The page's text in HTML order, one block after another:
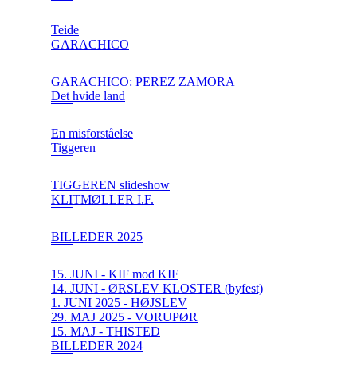
Teide
GARACHICO
GARACHICO: PEREZ ZAMORA
Det hvide land
En misforståelse
Tiggeren
TIGGEREN slideshow
KLITMØLLER I.F.
BILLEDER 2025
15. JUNI - KIF mod KIF
14. JUNI - ØRSLEV KLOSTER (byfest)
1. JUNI 2025 - HØJSLEV
29. MAJ 2025 - VORUPØR
15. MAJ - THISTED
BILLEDER 2024